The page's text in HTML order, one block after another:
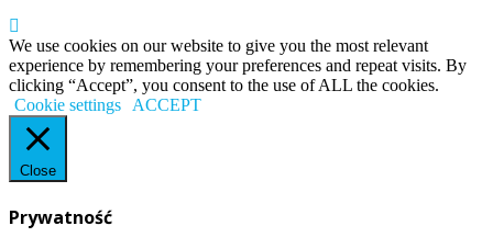
We use cookies on our website to give you the most relevant
experience by remembering your preferences and repeat visits. By
clicking “Accept”, you consent to the use of ALL the cookies.
Cookie settings
ACCEPT
Close
Prywatność